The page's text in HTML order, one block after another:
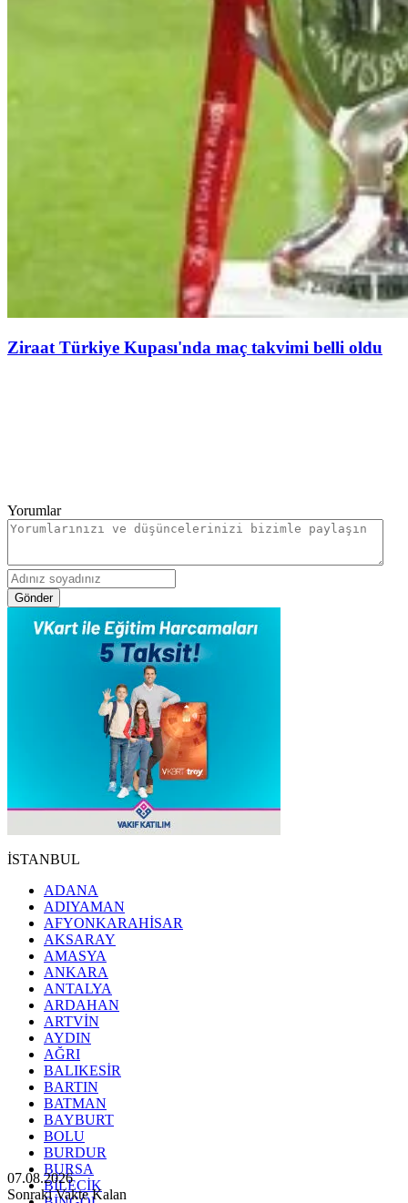
Ziraat Türkiye Kupası'nda maç takvimi belli oldu
Yorumlar
Gönder
İSTANBUL
ADANA
ADIYAMAN
AFYONKARAHİSAR
AKSARAY
AMASYA
ANKARA
ANTALYA
ARDAHAN
ARTVİN
AYDIN
AĞRI
BALIKESİR
BARTIN
BATMAN
BAYBURT
BOLU
BURDUR
BURSA
BİLECİK
07.08.2026
Sonraki Vakte Kalan